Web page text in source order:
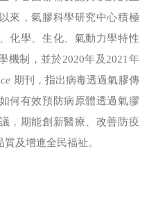
來，氣膠科學研究中心積極
化學、生化、氣動力學特性
機制，並於2020年及2021年
期刊，指出病毒透過氣膠傳
何有效預防病原體透過氣膠
，期能創新醫療、改善防疫
及增進全民福祉。